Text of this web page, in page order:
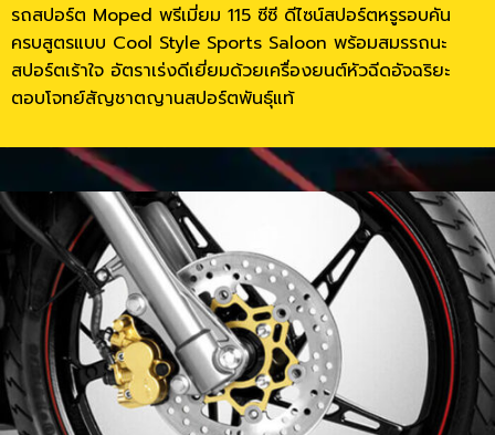
รถสปอร์ต Moped พรีเมี่ยม 115 ซีซี ดีไซน์สปอร์ตหรูรอบคัน
ครบสูตรแบบ Cool Style Sports Saloon พร้อมสมรรถนะ
สปอร์ตเร้าใจ อัตราเร่งดีเยี่ยมด้วยเครื่องยนต์หัวฉีดอัจฉริยะ
ตอบโจทย์สัญชาตญานสปอร์ตพันธุ์แท้